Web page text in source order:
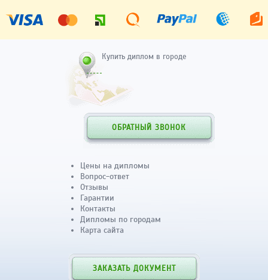
Купить диплом в городе
ОБРАТНЫЙ ЗВОНОК
Цены на дипломы
Вопрос-ответ
Отзывы
Гарантии
Контакты
Дипломы по городам
Карта сайта
ЗАКАЗАТЬ ДОКУМЕНТ